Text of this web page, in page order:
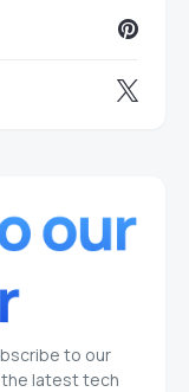
to our
latest tech